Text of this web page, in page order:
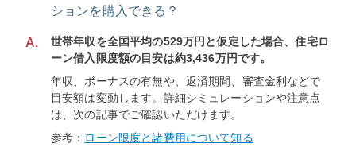
ションを購入できる？
A.
世帯年収を全国平均の529万円と仮定した場合、住宅ロ
ーン借入限度額の目安は約3,436万円です。
年収、ボーナスの有無や、返済期間、審査金利などで
目安額は変動します。詳細シミュレーションや注意点
は、次の記事でご確認いただけます。
参考： ローン限度と諸費用について知る